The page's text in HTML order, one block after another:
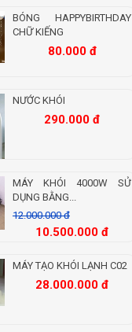
BÓNG HAPPYBIRTHDAY
CHỮ KIẾNG
80.000 đ
NƯỚC KHÓI
290.000 đ
MÁY KHÓI 4000W SỬ
DỤNG BẰNG...
12.000.000 đ
10.500.000 đ
MÁY TẠO KHÓI LẠNH C02
28.000.000 đ